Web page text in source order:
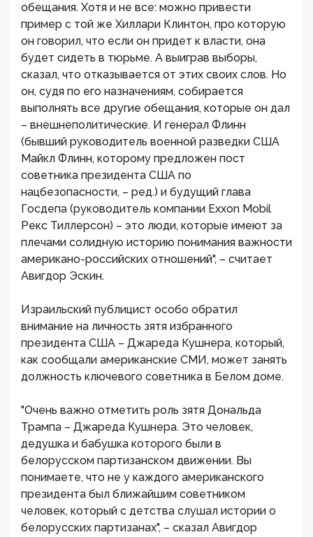
обещания. Хотя и не все: можно привести
пример с той же Хиллари Клинтон, про которую
он говорил, что если он придет к власти, она
будет сидеть в тюрьме. А выиграв выборы,
сказал, что отказывается от этих своих слов. Но
он, судя по его назначениям, собирается
выполнять все другие обещания, которые он дал
– внешнеполитические. И генерал Флинн
(бывший руководитель военной разведки США
Майкл Флинн, которому предложен пост
советника президента США по
нацбезопасности, – ред.) и будущий глава
Госдепа (руководитель компании Exxon Mobil
Рекс Тиллерсон) – это люди, которые имеют за
плечами солидную историю понимания важности
американо-российских отношений", – считает
Авигдор Эскин.
Израильский публицист особо обратил
внимание на личность зятя избранного
президента США – Джареда Кушнера, который,
как сообщали американские СМИ, может занять
должность ключевого советника в Белом доме.
"Очень важно отметить роль зятя Дональда
Трампа – Джареда Кушнера. Это человек,
дедушка и бабушка которого были в
белорусском партизанском движении. Вы
понимаете, что не у каждого американского
президента был ближайшим советником
человек, который с детства слушал истории о
белорусских партизанах", – сказал Авигдор